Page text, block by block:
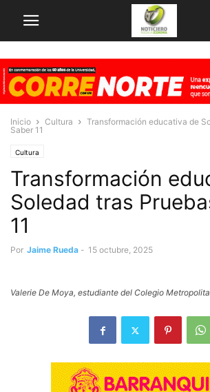
Inicio Cultura
Transformación educativa de
Saber 11
Cultura
Transformación
Soledad tras
11
Por Jaime Rueda - 15 octubre, 2025
Valerie De Moya, estudiante del Colegio